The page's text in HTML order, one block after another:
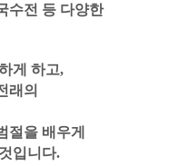
수전 등 다양한
게 하고,
래의
절을 배우게
입니다.